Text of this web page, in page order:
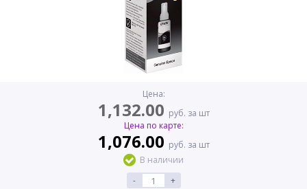
Цена:
1,132.00 руб. за шт
Цена по карте:
1,076.00 руб. за шт
В наличии
-
+